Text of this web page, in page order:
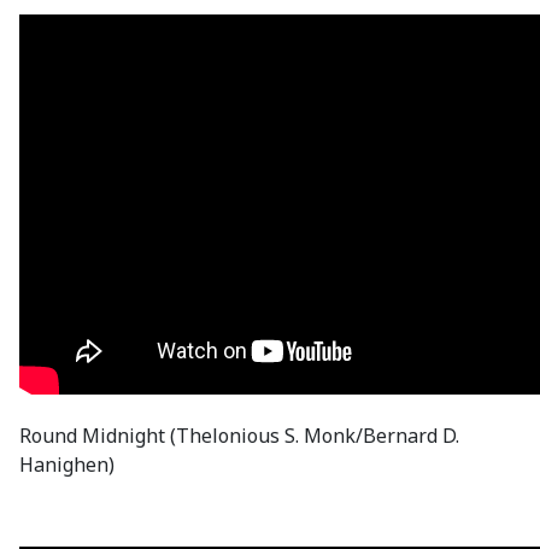
Round Midnight (Thelonious S. Monk/Bernard D.
Hanighen)